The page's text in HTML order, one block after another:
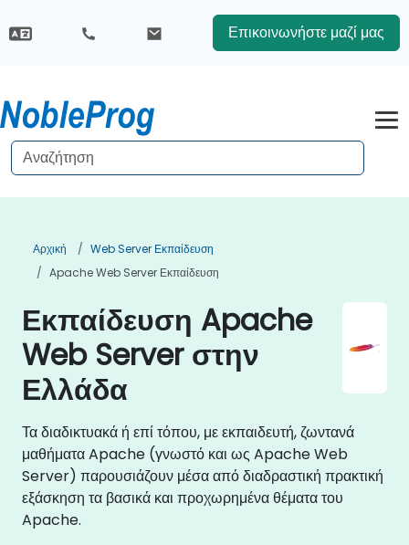
Επικοινωνήστε μαζί μας
Αρχική
Web Server Εκπαίδευση
Apache Web Server Εκπαίδευση
Εκπαίδευση Apache
Web Server στην
Ελλάδα
Τα διαδικτυακά ή επί τόπου, με εκπαιδευτή, ζωντανά
μαθήματα Apache (γνωστό και ως Apache Web
Server) παρουσιάζουν μέσα από διαδραστική πρακτική
εξάσκηση τα βασικά και προχωρημένα θέματα του
Apache.